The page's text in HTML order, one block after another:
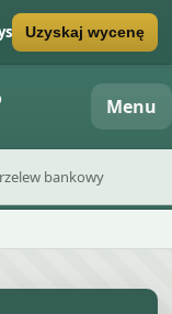
Uzyskaj wycenę
Menu
bankowy